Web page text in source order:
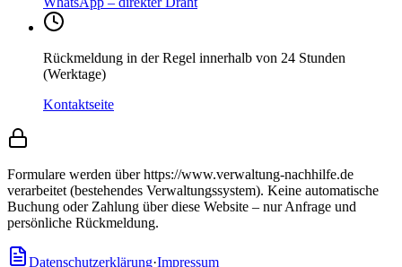
Rückmeldung in der Regel innerhalb von 24 Stunden
(Werktage)
Kontaktseite
Formulare werden über https://www.verwaltung-nachhilfe.de
verarbeitet (bestehendes Verwaltungssystem). Keine automatische
Buchung oder Zahlung über diese Website – nur Anfrage und
persönliche Rückmeldung.
Datenschutzerklärung·Impressum